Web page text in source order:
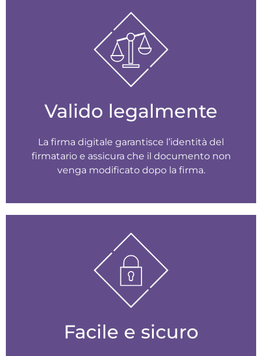
Valido legalmente
La firma digitale garantisce l’identità del
firmatario e assicura che il documento non
venga modificato dopo la firma.
Facile e sicuro